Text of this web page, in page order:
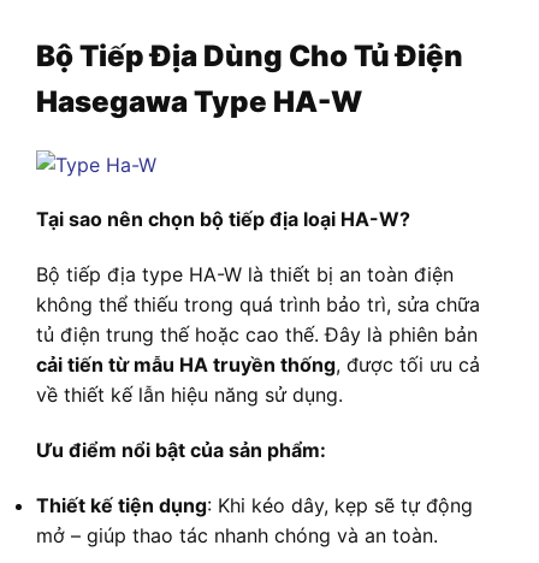
Bộ Tiếp Địa Dùng Cho Tủ Điện
Hasegawa Type HA-W
Tại sao nên chọn bộ tiếp địa loại HA-W?
Bộ tiếp địa type HA-W là thiết bị an toàn điện
không thể thiếu trong quá trình bảo trì, sửa chữa
tủ điện trung thế hoặc cao thế. Đây là phiên bản
cải tiến từ mẫu HA truyền thống, được tối ưu cả
về thiết kế lẫn hiệu năng sử dụng.
Ưu điểm nổi bật của sản phẩm:
Thiết kế tiện dụng: Khi kéo dây, kẹp sẽ tự động
mở – giúp thao tác nhanh chóng và an toàn.